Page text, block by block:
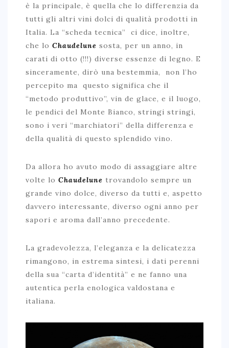
è la principale, è quella che lo differenzia da
tutti gli altri vini dolci di qualità prodotti in
Italia. La “scheda tecnica” ci dice, inoltre,
che lo Chaudelune sosta, per un anno, in
carati di otto (!!!) diverse essenze di legno. E
sinceramente, dirò una bestemmia, non l’ho
percepito ma questo significa che il
“metodo produttivo”, vin de glace, e il luogo,
le pendici del Monte Bianco, stringi stringi,
sono i veri “marchiatori” della differenza e
della qualità di questo splendido vino.
Da allora ho avuto modo di assaggiare altre
volte lo Chaudelune trovandolo sempre un
grande vino dolce, diverso da tutti e, aspetto
davvero interessante, diverso ogni anno per
sapori e aroma dall’anno precedente.
La gradevolezza, l’eleganza e la delicatezza
rimangono, in estrema sintesi, i dati perenni
della sua “carta d’identità” e ne fanno una
autentica perla enologica valdostana e
italiana.